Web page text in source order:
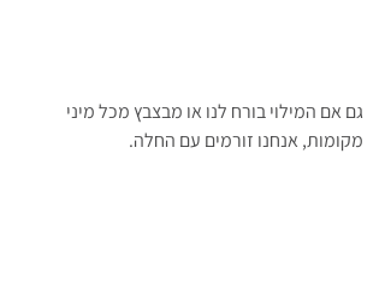
גם אם המילוי בורח לנו או מבצבץ מכל מיני
מקומות, אנחנו זורמים עם החלה.